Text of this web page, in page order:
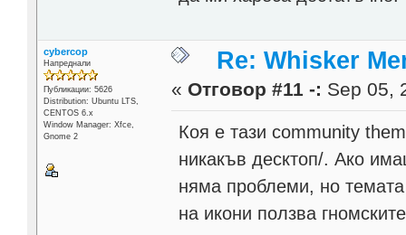
cybercop
Напреднали
Публикации: 5626
Distribution: Ubuntu LTS,
CENTOS 6.x
Window Manager: Xfce,
Gnome 2
Re: Whisker
« Отговор #11 -: Sep 05,
Коя е тази community
никакъв десктоп/. Ако
няма проблеми, но
на икони ползва